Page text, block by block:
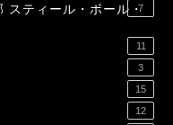
スティール・ボール・
7
11
3
15
12